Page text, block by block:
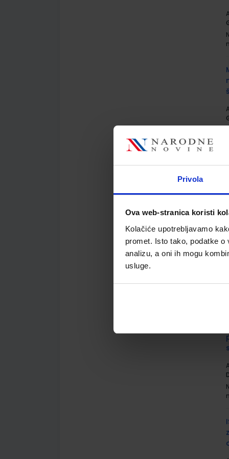
Privola
Ova web-stranica koristi
Kolačiće upotrebljavamo
promet. Isto tako, podatke
analizu, a oni ih mogu
usluge.